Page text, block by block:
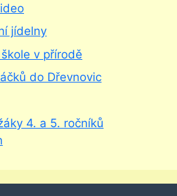
jídelny
v přírodě
do Dřevnovic
4. a 5. ročníků